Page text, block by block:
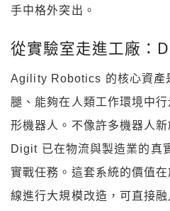
手中格外突出。
從實驗室走進工廠：
Agility Robotics 的核心資產
腿、能夠在人類工作環境中
形機器人。不像許多機器人新
Digit 已在物流與製造業的真
實戰任務。這套系統的價值
線進行大規模改造，可直接